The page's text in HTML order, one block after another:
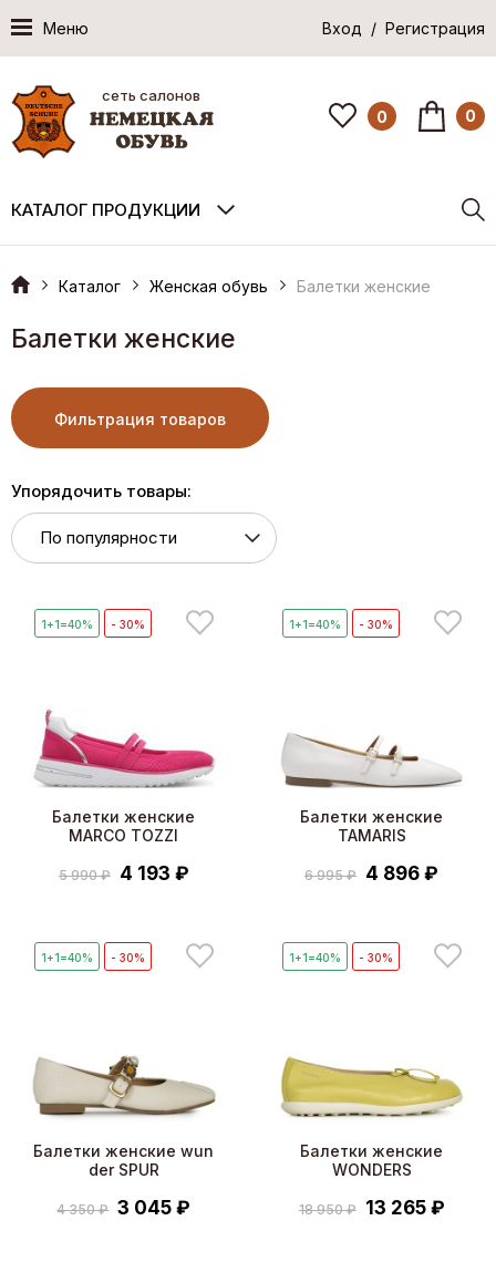
Меню Вход / Регистрация
сеть салонов
0 0
КАТАЛОГ ПРОДУКЦИИ
Каталог Женская обувь Балетки женские
Балетки женские
Фильтрация товаров
Упорядочить товары:
1+1=40% - 30%
Балетки женские
MARCO TOZZI
5 990 ₽ 4 193 ₽
1+1=40% - 30%
Балетки женские
TAMARIS
6 995 ₽ 4 896 ₽
1+1=40% - 30%
Балетки женские wun
der SPUR
4 350 ₽ 3 045 ₽
1+1=40% - 30%
Балетки женские
WONDERS
18 950 ₽ 13 265 ₽